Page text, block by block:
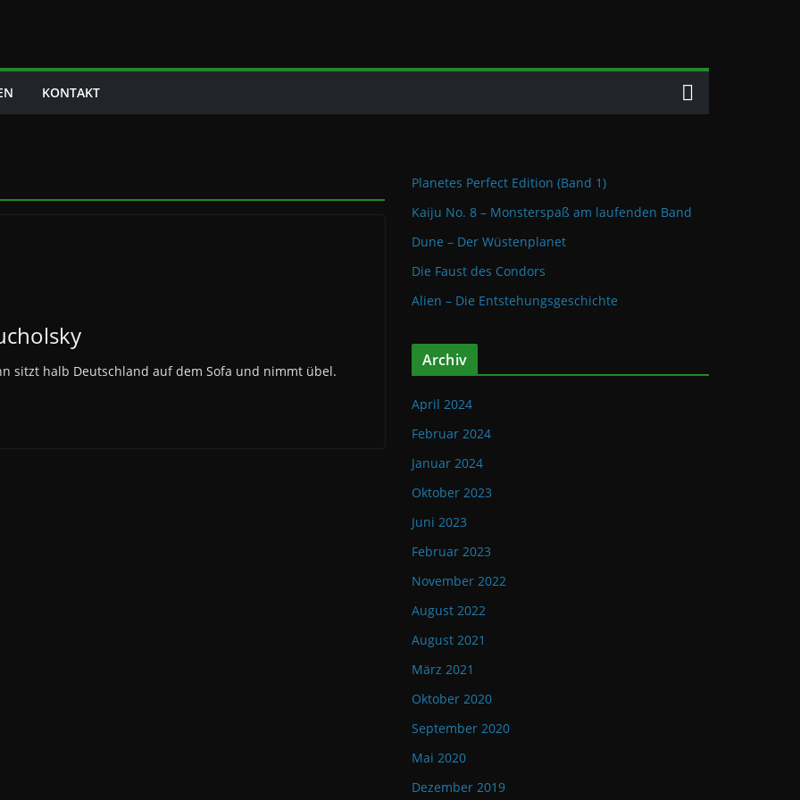
KONTAKT
sitzt halb Deutschland auf dem Sofa und nimmt übel.
Planetes Perfect Edition (Band 1)
Kaiju No. 8 – Monsterspaß am laufenden Band
Dune – Der Wüstenplanet
Die Faust des Condors
Alien – Die Entstehungsgeschichte
Archiv
April 2024
Februar 2024
Januar 2024
Oktober 2023
Juni 2023
Februar 2023
November 2022
August 2022
August 2021
März 2021
Oktober 2020
September 2020
Mai 2020
Dezember 2019